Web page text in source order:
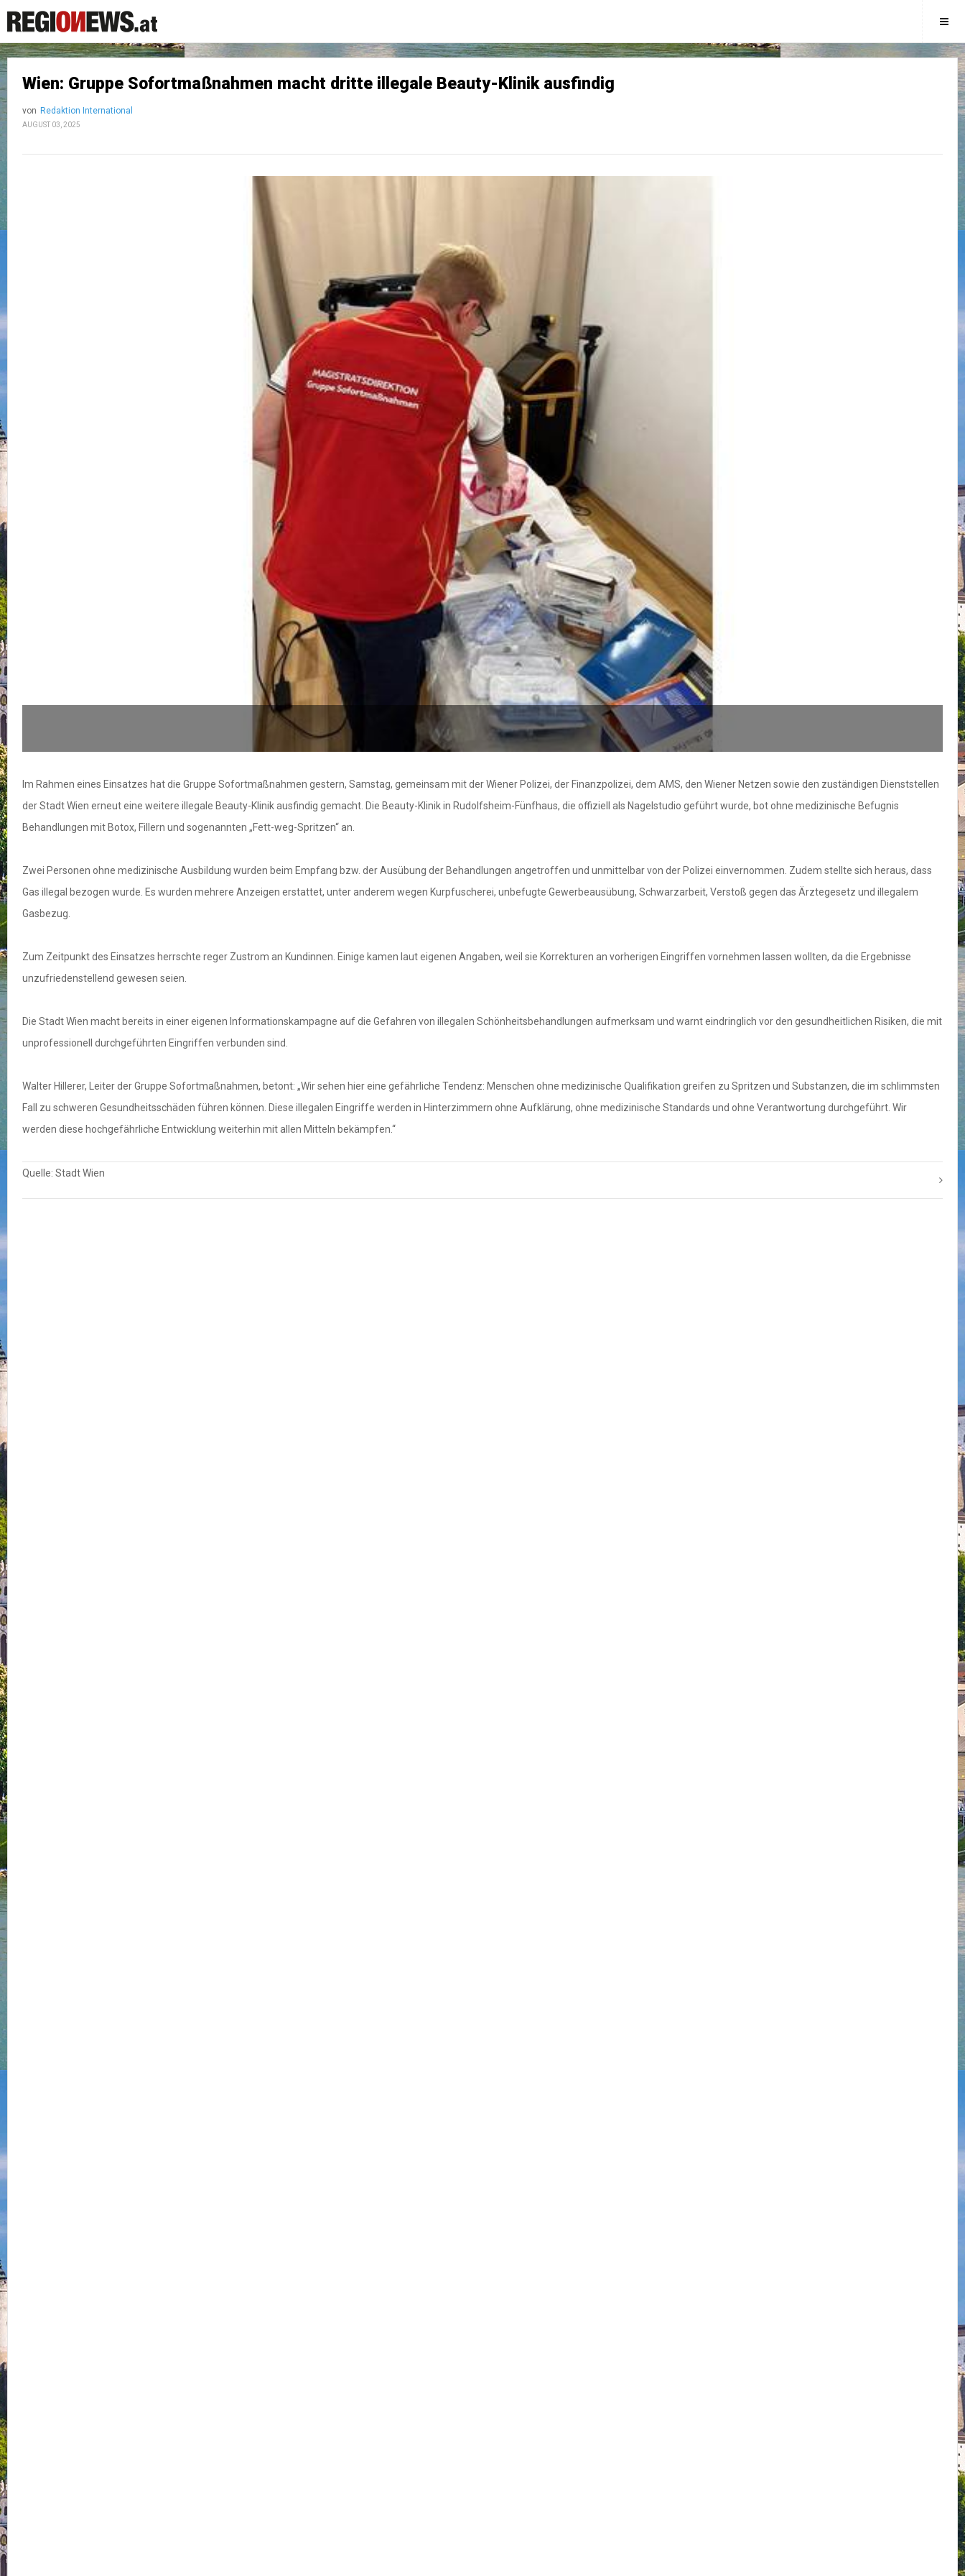
Wien: Gruppe Sofortmaßnahmen macht dritte illegale Beauty-Klinik ausfindig
von Redaktion International
AUGUST 03, 2025
Im Rahmen eines Einsatzes hat die Gruppe Sofortmaßnahmen gestern, Samstag, gemeinsam mit der Wiener Polizei, der Finanzpolizei, dem AMS, den Wiener Netzen sowie den zuständigen Dienststellen
der Stadt Wien erneut eine weitere illegale Beauty-Klinik ausfindig gemacht. Die Beauty-Klinik in Rudolfsheim-Fünfhaus, die offiziell als Nagelstudio geführt wurde, bot ohne medizinische Befugnis
Behandlungen mit Botox, Fillern und sogenannten „Fett-weg-Spritzen“ an.
Zwei Personen ohne medizinische Ausbildung wurden beim Empfang bzw. der Ausübung der Behandlungen angetroffen und unmittelbar von der Polizei einvernommen. Zudem stellte sich heraus, dass
Gas illegal bezogen wurde. Es wurden mehrere Anzeigen erstattet, unter anderem wegen Kurpfuscherei, unbefugte Gewerbeausübung, Schwarzarbeit, Verstoß gegen das Ärztegesetz und illegalem
Gasbezug.
Zum Zeitpunkt des Einsatzes herrschte reger Zustrom an Kundinnen. Einige kamen laut eigenen Angaben, weil sie Korrekturen an vorherigen Eingriffen vornehmen lassen wollten, da die Ergebnisse
unzufriedenstellend gewesen seien.
Die Stadt Wien macht bereits in einer eigenen Informationskampagne auf die Gefahren von illegalen Schönheitsbehandlungen aufmerksam und warnt eindringlich vor den gesundheitlichen Risiken, die mit
unprofessionell durchgeführten Eingriffen verbunden sind.
Walter Hillerer, Leiter der Gruppe Sofortmaßnahmen, betont: „Wir sehen hier eine gefährliche Tendenz: Menschen ohne medizinische Qualifikation greifen zu Spritzen und Substanzen, die im schlimmsten
Fall zu schweren Gesundheitsschäden führen können. Diese illegalen Eingriffe werden in Hinterzimmern ohne Aufklärung, ohne medizinische Standards und ohne Verantwortung durchgeführt. Wir
werden diese hochgefährliche Entwicklung weiterhin mit allen Mitteln bekämpfen.“
Quelle: Stadt Wien